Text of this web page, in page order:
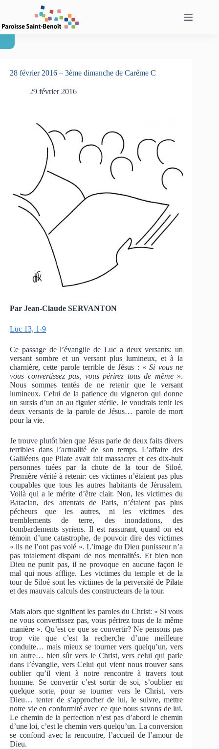
28 février 2016 – 3ème dimanche de Carême C
29 février 2016
Par Jean-Claude SERVANTON
Luc 13, 1-9
Ce passage de l’évangile de Luc a deux versants: un
versant sombre et un versant plus lumineux, et à la
charnière, cette parole terrible de Jésus : «Si vous ne
vous convertissez pas, vous périrez tous de même».
Nous sommes tentés de ne retenir que le versant
lumineux. Celui de la patience du vigneron qui donne
un sursis d’un an au figuier stérile. Je voudrais tenir les
deux versants de la parole de Jésus… parole de mort
pour la vie.
Je trouve plutôt bien que Jésus parle de deux faits divers
terribles dans l’actualité de son temps. L’affaire des
Galiléens que Pilate avait fait massacrer et ces dix-huit
personnes tuées par la chute de la tour de Siloé.
Première vérité à retenir: ces victimes n’étaient pas plus
coupables que tous les autres habitants de Jérusalem.
Voilà qui a le mérite d’être clair. Non, les victimes du
Bataclan, des attentats de Paris, n’étaient pas plus
pécheurs que les autres, ni les victimes des
tremblements de terre, des inondations, des
bombardements syriens. Il est rassurant, quand on est
témoin d’une catastrophe, de pouvoir dire des victimes
« ils ne l’ont pas volé ». L’image du Dieu punisseur n’a
pas totalement disparu de nos mentalités. Et bien non
Dieu ne punit pas, il ne provoque en aucune façon le
mal qui nous afflige. Les victimes du temple et de la
tour de Siloé sont les victimes de la perversité de Pilate
et des mauvais calculs des constructeurs de la tour.
Mais alors que signifient les paroles du Christ: « Si vous
ne vous convertissez pas, vous périrez tous de la même
manière ». Qu’est ce que se convertir? Ne pensons pas
trop vite que c’est la recherche d’une meilleure
conduite… mais mieux se tourner vers quelqu’un, vers
un autre… bien sûr vers le Christ, vers celui qui parle
dans l’évangile, vers Celui qui vient nous trouver sans
oublier qu’il vient à notre rencontre à travers tout
homme. Se convertir c’est sortir de soi, s’oublier en
quelque sorte, pour se tourner vers le Christ, vers
Dieu… tenter de s’approcher de lui, le suivre, mettre
notre vie en conformité avec ce que nous savons de lui.
Le chemin de la perfection n’est pas d’abord le chemin
d’une loi, c’est le chemin vers quelqu’un. La conversion
se confond avec la rencontre, l’accueil de l’amour de
Dieu.